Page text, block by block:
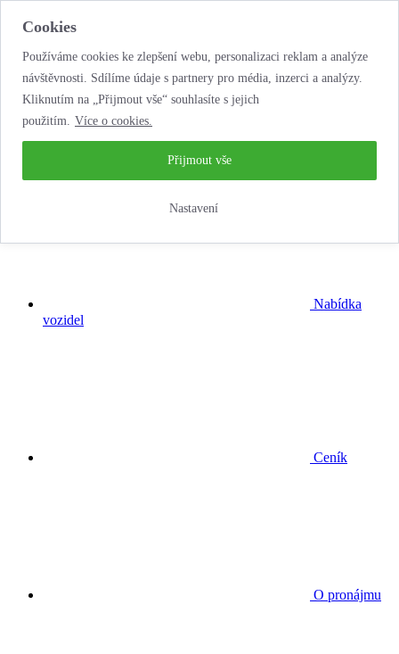
Cookies
Používáme cookies ke zlepšení webu, personalizaci reklam a analýze
návštěvnosti. Sdílíme údaje s partnery pro média, inzerci a analýzy.
Kliknutím na „Přijmout vše“ souhlasíte s jejich
použitím. Více o cookies.
Nastavení
Přijmout vše
Nabídka
vozidel
Ceník
O pronájmu